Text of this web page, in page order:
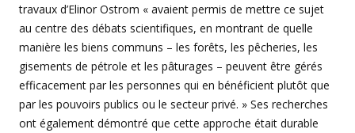
travaux d’Elinor Ostrom « avaient permis de mettre ce sujet
au centre des débats scientifiques, en montrant de quelle
manière les biens communs – les forêts, les pêcheries, les
gisements de pétrole et les pâturages – peuvent être gérés
efficacement par les personnes qui en bénéficient plutôt que
par les pouvoirs publics ou le secteur privé. » Ses recherches
ont également démontré que cette approche était durable